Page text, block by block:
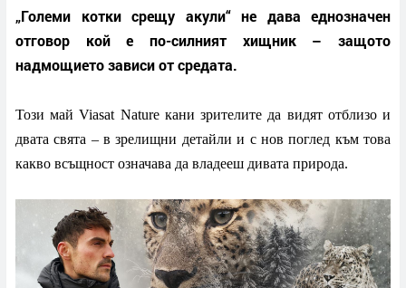
„Големи котки срещу акули“ не дава еднозначен
отговор кой е по-силният хищник – защото
надмощието зависи от средата.
Този май Viasat Nature кани зрителите да видят отблизо и
двата свята – в зрелищни детайли и с нов поглед към това
какво всъщност означава да владееш дивата природа.